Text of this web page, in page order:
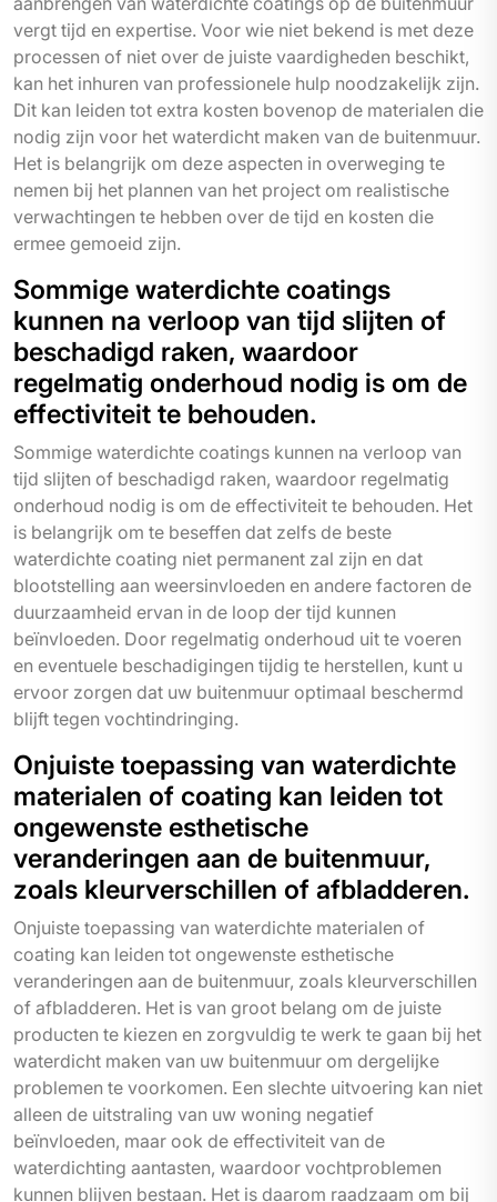
vergt tijd en expertise. Voor wie niet bekend is met deze
processen of niet over de juiste vaardigheden beschikt,
kan het inhuren van professionele hulp noodzakelijk zijn.
Dit kan leiden tot extra kosten bovenop de materialen die
nodig zijn voor het waterdicht maken van de buitenmuur.
Het is belangrijk om deze aspecten in overweging te
nemen bij het plannen van het project om realistische
verwachtingen te hebben over de tijd en kosten die
ermee gemoeid zijn.
Sommige waterdichte coatings
kunnen na verloop van tijd slijten of
beschadigd raken, waardoor
regelmatig onderhoud nodig is om de
effectiviteit te behouden.
Sommige waterdichte coatings kunnen na verloop van
tijd slijten of beschadigd raken, waardoor regelmatig
onderhoud nodig is om de effectiviteit te behouden. Het
is belangrijk om te beseffen dat zelfs de beste
waterdichte coating niet permanent zal zijn en dat
blootstelling aan weersinvloeden en andere factoren de
duurzaamheid ervan in de loop der tijd kunnen
beïnvloeden. Door regelmatig onderhoud uit te voeren
en eventuele beschadigingen tijdig te herstellen, kunt u
ervoor zorgen dat uw buitenmuur optimaal beschermd
blijft tegen vochtindringing.
Onjuiste toepassing van waterdichte
materialen of coating kan leiden tot
ongewenste esthetische
veranderingen aan de buitenmuur,
zoals kleurverschillen of afbladderen.
Onjuiste toepassing van waterdichte materialen of
coating kan leiden tot ongewenste esthetische
veranderingen aan de buitenmuur, zoals kleurverschillen
of afbladderen. Het is van groot belang om de juiste
producten te kiezen en zorgvuldig te werk te gaan bij het
waterdicht maken van uw buitenmuur om dergelijke
problemen te voorkomen. Een slechte uitvoering kan niet
alleen de uitstraling van uw woning negatief
beïnvloeden, maar ook de effectiviteit van de
waterdichting aantasten, waardoor vochtproblemen
kunnen blijven bestaan. Het is daarom raadzaam om bij